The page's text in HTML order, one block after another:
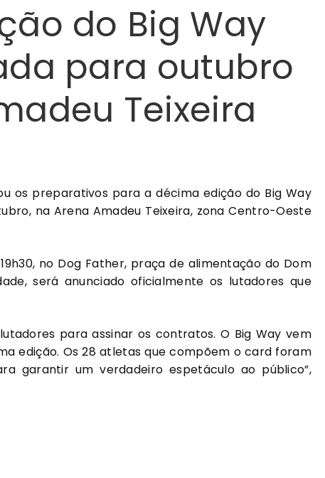
do Big Way
para outubro
Teixeira
os preparativos para a décima edição do Big Way
na Arena Amadeu Teixeira, zona Centro-Oeste
no Dog Father, praça de alimentação do Dom
será anunciado oficialmente os lutadores que
para assinar os contratos. O Big Way vem
edição. Os 28 atletas que compõem o card foram
garantir um verdadeiro espetáculo ao público”,